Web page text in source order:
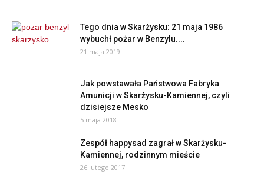
Tego dnia w Skarżysku: 21 maja 1986
wybuchł pożar w Benzylu....
21 maja 2019
Jak powstawała Państwowa Fabryka
Amunicji w Skarżysku-Kamiennej, czyli
dzisiejsze Mesko
5 maja 2018
Zespół happysad zagrał w Skarżysku-
Kamiennej, rodzinnym mieście
26 lutego 2017